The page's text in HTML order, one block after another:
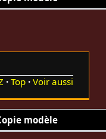
Top Voir aussi
modèle